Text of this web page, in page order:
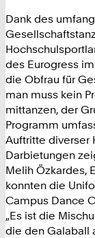
Dank des
des Eurogress
die Obfrau für
man muss kein
mittanzen, der
Programm
Auftritte diverser
Darbietungen
Melih Özkardes,
konnten die
Campus Dance
„Es ist die
die den Galaball